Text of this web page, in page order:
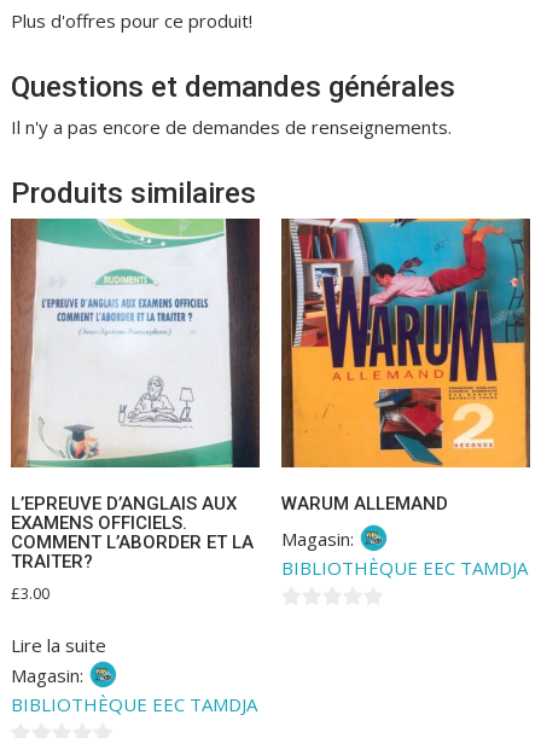
Plus d'offres pour ce produit!
Questions et demandes générales
Il n'y a pas encore de demandes de renseignements.
Produits similaires
L’EPREUVE D’ANGLAIS AUX
EXAMENS OFFICIELS.
COMMENT L’ABORDER ET LA
TRAITER?
£3.00
Lire la suite
Magasin:
BIBLIOTHÈQUE EEC TAMDJA
WARUM ALLEMAND
Magasin:
BIBLIOTHÈQUE EEC TAMDJA